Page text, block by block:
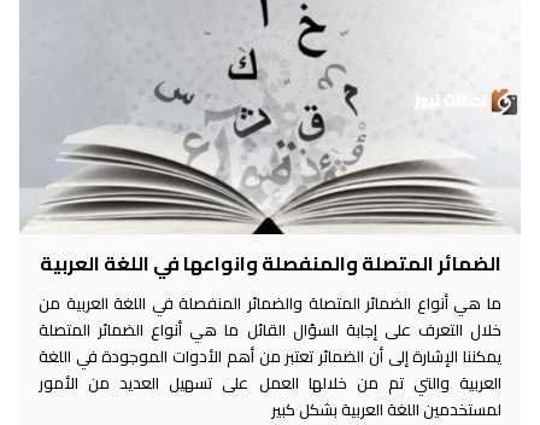
الضمائر المتصلة والمنفصلة وانواعها في اللغة العربية
ما هي أنواع الضمائر المتصلة والضمائر المنفصلة في اللغة العربية من
خلال التعرف على إجابة السؤال القائل ما هي أنواع الضمائر المتصلة
يمكننا الإشارة إلى أن الضمائر تعتبر من أهم الأدوات الموجودة في اللغة
العربية والتي تم من خلالها العمل على تسهيل العديد من الأمور
لمستخدمين اللغة العربية بشكل كبير